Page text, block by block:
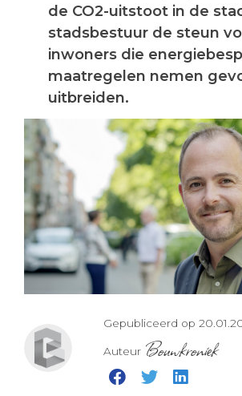
de CO2-uitstoot in de
stadsbestuur de steun
inwoners die
maatregelen nemen
uitbreiden.
Gepubliceerd op
Auteur Bouwkroniek